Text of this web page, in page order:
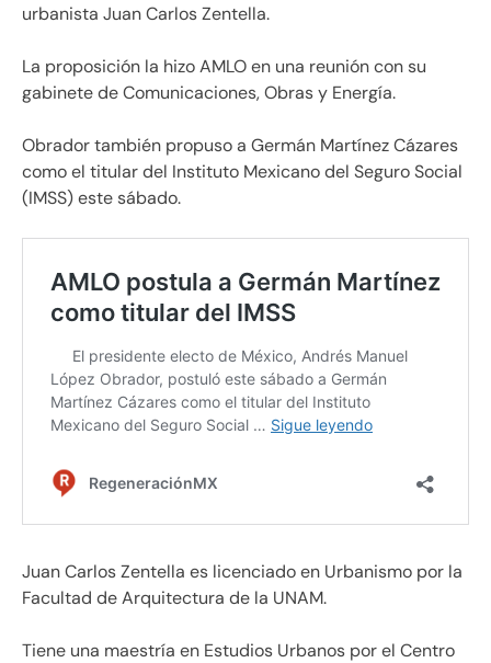
urbanista Juan Carlos Zentella.
La proposición la hizo AMLO en una reunión con su
gabinete de Comunicaciones, Obras y Energía.
Obrador también propuso a Germán Martínez Cázares
como el titular del Instituto Mexicano del Seguro Social
(IMSS) este sábado.
Juan Carlos Zentella es licenciado en Urbanismo por la
Facultad de Arquitectura de la UNAM.
Tiene una maestría en Estudios Urbanos por el Centro